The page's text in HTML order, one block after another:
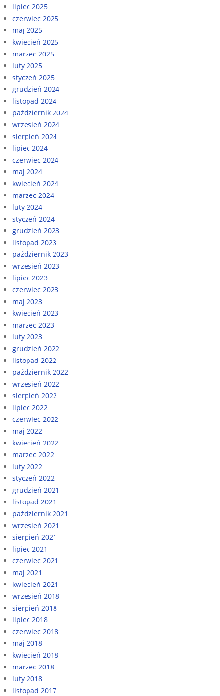
lipiec 2025
czerwiec 2025
maj 2025
kwiecień 2025
marzec 2025
luty 2025
styczeń 2025
grudzień 2024
listopad 2024
październik 2024
wrzesień 2024
sierpień 2024
lipiec 2024
czerwiec 2024
maj 2024
kwiecień 2024
marzec 2024
luty 2024
styczeń 2024
grudzień 2023
listopad 2023
październik 2023
wrzesień 2023
lipiec 2023
czerwiec 2023
maj 2023
kwiecień 2023
marzec 2023
luty 2023
grudzień 2022
listopad 2022
październik 2022
wrzesień 2022
sierpień 2022
lipiec 2022
czerwiec 2022
maj 2022
kwiecień 2022
marzec 2022
luty 2022
styczeń 2022
grudzień 2021
listopad 2021
październik 2021
wrzesień 2021
sierpień 2021
lipiec 2021
czerwiec 2021
maj 2021
kwiecień 2021
wrzesień 2018
sierpień 2018
lipiec 2018
czerwiec 2018
maj 2018
kwiecień 2018
marzec 2018
luty 2018
listopad 2017